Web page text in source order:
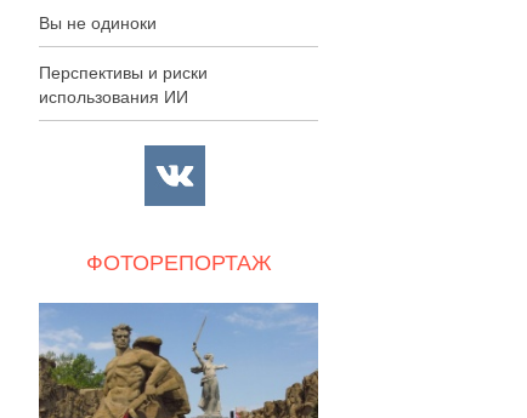
Вы не одиноки
Перспективы и риски
использования ИИ
ФОТОРЕПОРТАЖ